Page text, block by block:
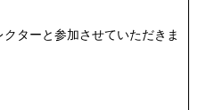
ターと参加させていただきま